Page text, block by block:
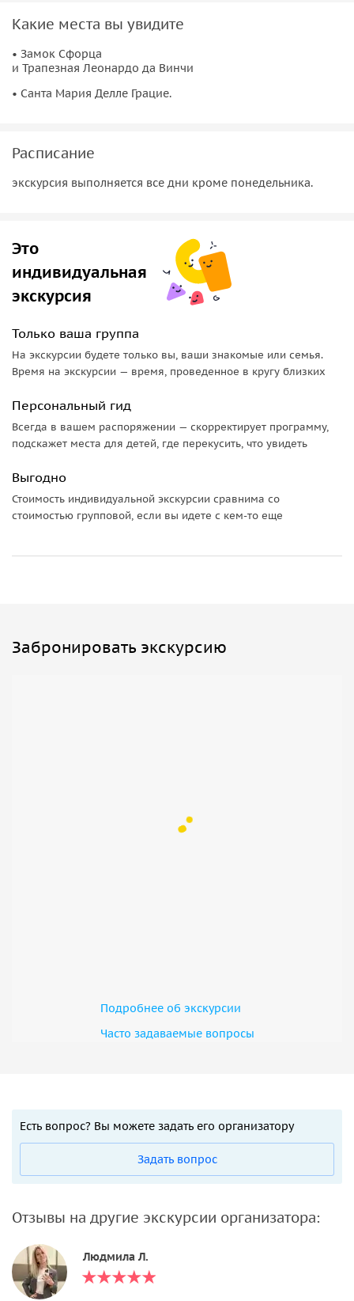
Какие места вы увидите
• Замок Сфорца
и Трапезная Леонардо да Винчи
• Санта Мария Делле Грацие.
Расписание
экскурсия выполняется все дни кроме понедельника.
Это
индивидуальная
экскурсия
Только ваша группа
На экскурсии будете только вы, ваши знакомые или семья.
Время на экскурсии — время, проведенное в кругу близких
Персональный гид
Всегда в вашем распоряжении — скорректирует программу,
подскажет места для детей, где перекусить, что увидеть
Выгодно
Стоимость индивидуальной экскурсии сравнима со
стоимостью групповой, если вы идете с кем-то еще
Забронировать экскурсию
Подробнее об экскурсии
Часто задаваемые вопросы
Есть вопрос? Вы можете задать его организатору
Задать вопрос
Отзывы на другие экскурсии организатора:
Людмила Л.